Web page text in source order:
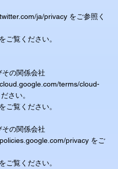
ja/privacy をご参照く
ご覧ください。
の関係会社
terms/cloud-
さい。
ご覧ください。
の関係会社
privacy をご
ご覧ください。